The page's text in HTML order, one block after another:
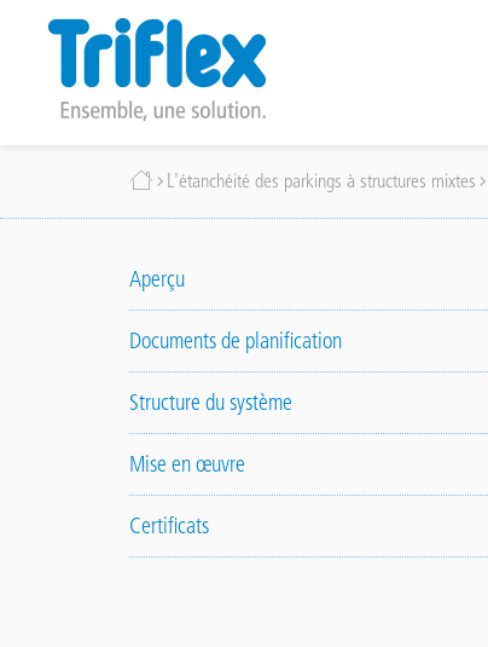
contenu Fil
d'Ariane
L'étanchéité des parkings à structures mixtes
Aperçu
Documents de planification
Structure du système
Mise en œuvre
Certificats